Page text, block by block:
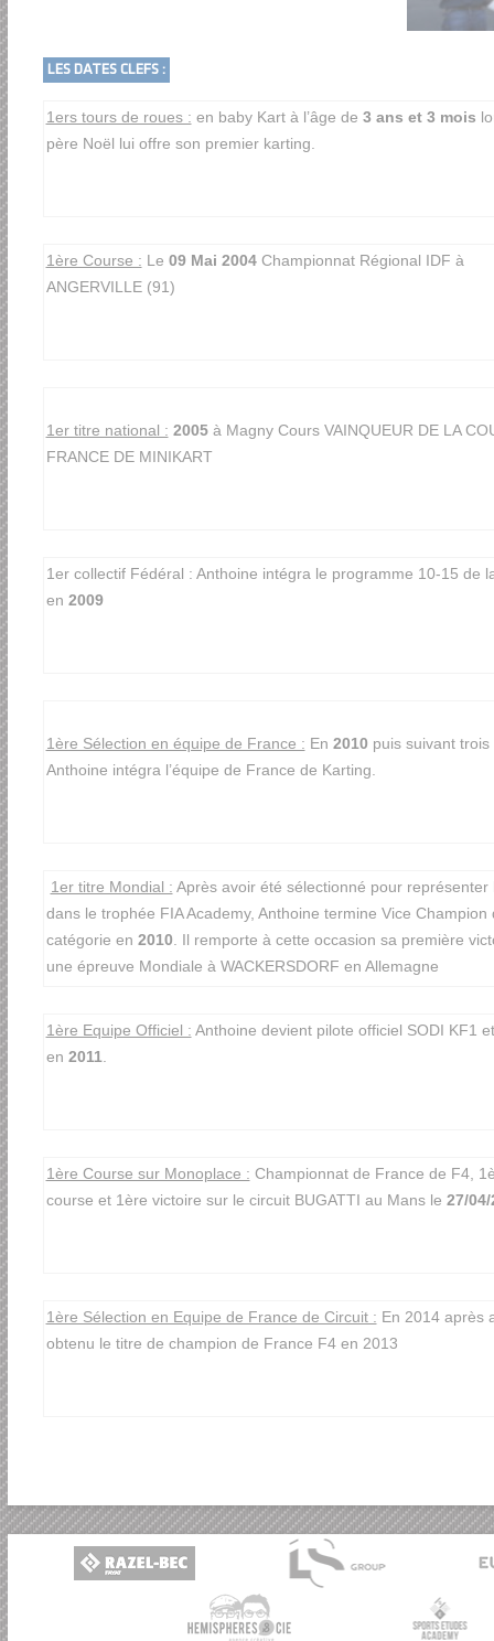
LES DATES CLEFS :
1ers tours de roues : en baby Kart à l’âge de 3 ans et 3 mois
père Noël lui offre son premier karting.
1ère Course : Le 09 Mai 2004Championnat Régional IDF à
ANGERVILLE (91)
1er titre national : 2005à Magny Cours VAINQUEUR DE LA
FRANCE DE MINIKART
1er collectif Fédéral : Anthoine intégra le programme 10-15 de
en 2009
1ère Sélection en équipe de France : En 2010 puis suivant trois
Anthoine intégra l’équipe de France de Karting.
1er titre Mondial : Après avoir été sélectionné pour représenter
dans le trophée FIA Academy, Anthoine termine Vice Champion
catégorie en 2010 . Il remporte à cette occasion sa première
une épreuve Mondiale à WACKERSDORF en Allemagne
1ère Equipe Officiel : Anthoine devient pilote officiel SODI KF1
en 2011
1ère Course sur Monoplace : Championnat de France de F4,
course et 1ère victoire sur le circuit BUGATTI au Mans le 27/04/
1ère Sélection en Equipe de France de Circuit : En 2014 après
obtenu le titre de champion de France F4 en 2013